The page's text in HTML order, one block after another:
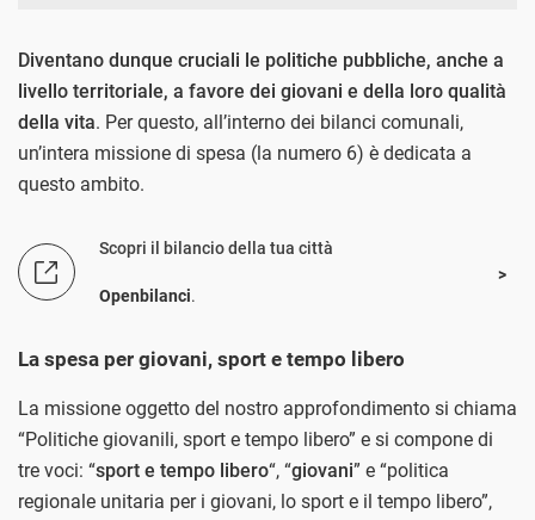
Diventano dunque cruciali le politiche pubbliche, anche a
livello territoriale, a favore dei giovani e della loro qualità
della vita. Per questo, all’interno dei bilanci comunali,
un’intera missione di spesa (la numero 6) è dedicata a
questo ambito.
Scopri il bilancio della tua città
Openbilanci.
La spesa per giovani, sport e tempo libero
La missione oggetto del nostro approfondimento si chiama
“Politiche giovanili, sport e tempo libero” e si compone di
tre voci: “sport e tempo libero“, “giovani” e “politica
regionale unitaria per i giovani, lo sport e il tempo libero”,